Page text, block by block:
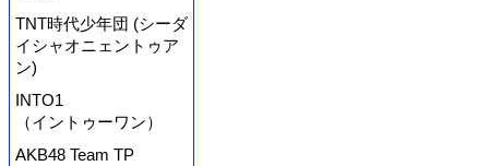
TNT時代少年団 (シーダ
イシャオニェントゥア
ン)
INTO1
（イントゥーワン）
AKB48 Team TP